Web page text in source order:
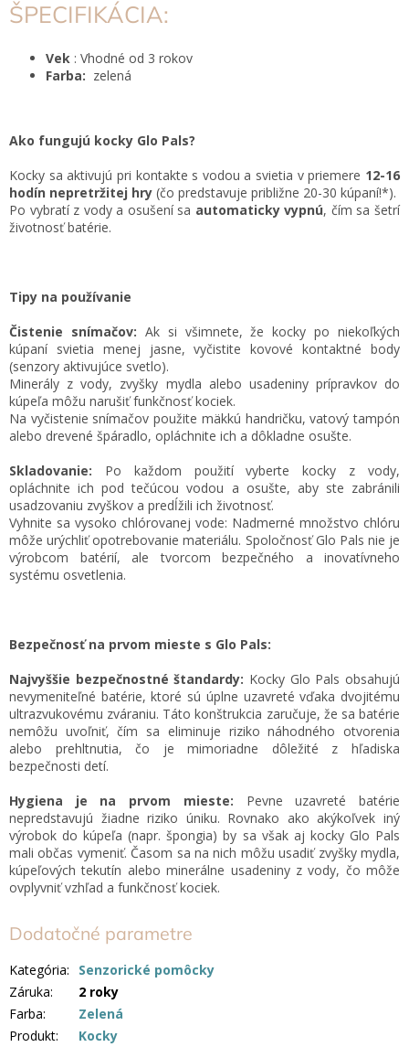
ŠPECIFIKÁCIA:
Vek : Vhodné od 3 rokov
Farba: zelená
Ako fungujú kocky Glo Pals?
Kocky sa aktivujú pri kontakte s vodou a svietia v priemere 12-16
hodín nepretržitej hry (čo predstavuje približne 20-30 kúpaní!*).
Po vybratí z vody a osušení sa automaticky vypnú, čím sa šetrí
životnosť batérie.
Tipy na používanie
Čistenie snímačov: Ak si všimnete, že kocky po niekoľkých
kúpaní svietia menej jasne, vyčistite kovové kontaktné body
(senzory aktivujúce svetlo).
Minerály z vody, zvyšky mydla alebo usadeniny prípravkov do
kúpeľa môžu narušiť funkčnosť kociek.
Na vyčistenie snímačov použite mäkkú handričku, vatový tampón
alebo drevené špáradlo, opláchnite ich a dôkladne osušte.
Skladovanie: Po každom použití vyberte kocky z vody,
opláchnite ich pod tečúcou vodou a osušte, aby ste zabránili
usadzovaniu zvyškov a predĺžili ich životnosť.
Vyhnite sa vysoko chlórovanej vode: Nadmerné množstvo chlóru
môže urýchliť opotrebovanie materiálu. Spoločnosť Glo Pals nie je
výrobcom batérií, ale tvorcom bezpečného a inovatívneho
systému osvetlenia.
Bezpečnosť na prvom mieste s Glo Pals:
Najvyššie bezpečnostné štandardy: Kocky Glo Pals obsahujú
nevymeniteľné batérie, ktoré sú úplne uzavreté vďaka dvojitému
ultrazvukovému zváraniu. Táto konštrukcia zaručuje, že sa batérie
nemôžu uvoľniť, čím sa eliminuje riziko náhodného otvorenia
alebo prehltnutia, čo je mimoriadne dôležité z hľadiska
bezpečnosti detí.
Hygiena je na prvom mieste: Pevne uzavreté batérie
nepredstavujú žiadne riziko úniku. Rovnako ako akýkoľvek iný
výrobok do kúpeľa (napr. špongia) by sa však aj kocky Glo Pals
mali občas vymeniť. Časom sa na nich môžu usadiť zvyšky mydla,
kúpeľových tekutín alebo minerálne usadeniny z vody, čo môže
ovplyvniť vzhľad a funkčnosť kociek.
Dodatočné parametre
Kategória:
Senzorické pomôcky
Záruka:
2 roky
Farba:
Zelená
Produkt:
Kocky